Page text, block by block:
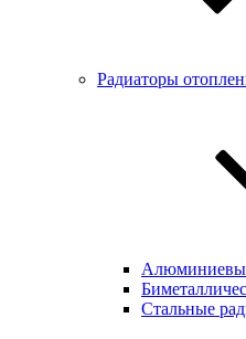
Радиаторы
Стальные